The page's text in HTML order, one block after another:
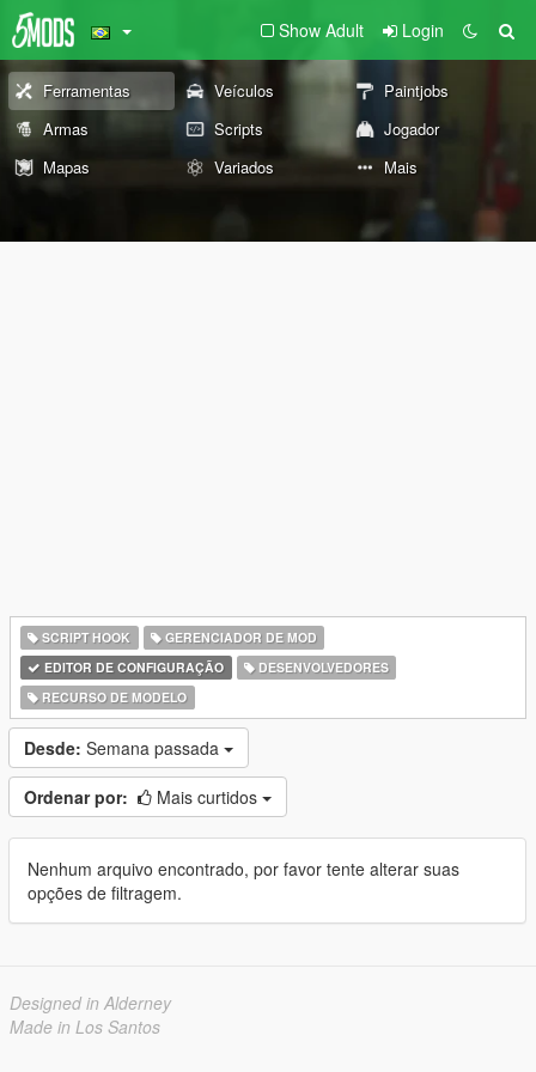
Show Adult Login
Ferramentas Veículos
Paintjobs
Armas
Scripts
Jogador
Mapas
Variados Mais
SCRIPT HOOK
GERENCIADOR DE MOD
EDITOR DE CONFIGURAÇÃO
DESENVOLVEDORES
RECURSO DE MODELO
Desde: Semana passada
Ordenar por: Mais curtidos
Nenhum arquivo encontrado, por favor tente alterar suas
opções de filtragem.
Designed in Alderney
Made in Los Santos